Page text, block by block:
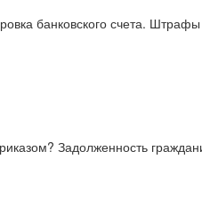
банковского счета.
Задолженность